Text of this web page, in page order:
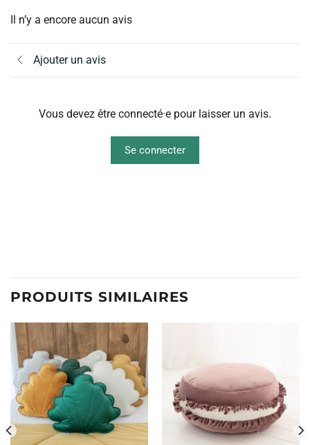
Il n’y a encore aucun avis
Ajouter un avis
Vous devez être connecté·e pour laisser un avis.
Se connecter
PRODUITS SIMILAIRES